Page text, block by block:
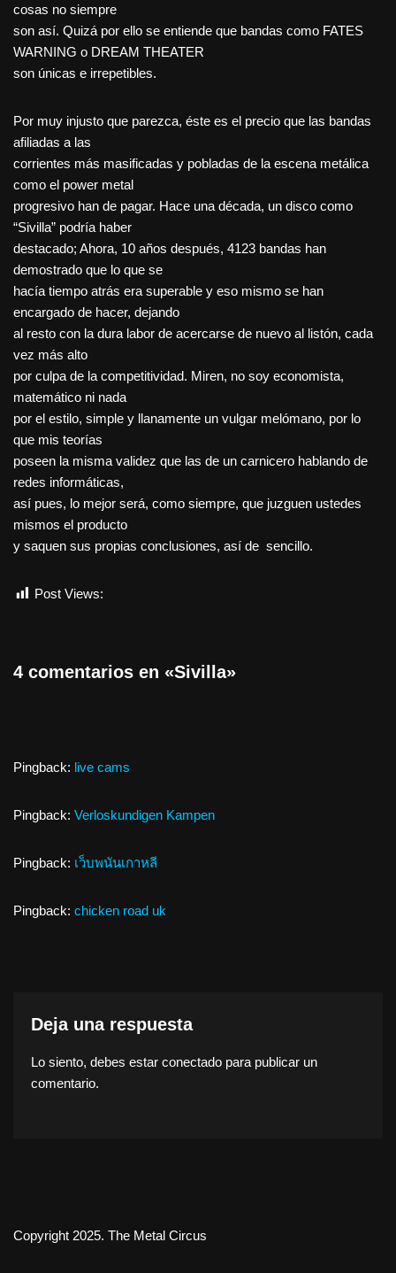
cosas no siempre
son así. Quizá por ello se entiende que bandas como FATES
WARNING o DREAM THEATER
son únicas e irrepetibles.
Por muy injusto que parezca, éste es el precio que las bandas
afiliadas a las
corrientes más masificadas y pobladas de la escena metálica
como el power metal
progresivo han de pagar. Hace una década, un disco como
“Sivilla” podría haber
destacado; Ahora, 10 años después, 4123 bandas han
demostrado que lo que se
hacía tiempo atrás era superable y eso mismo se han
encargado de hacer, dejando
al resto con la dura labor de acercarse de nuevo al listón, cada
vez más alto
por culpa de la competitividad. Miren, no soy economista,
matemático ni nada
por el estilo, simple y llanamente un vulgar melómano, por lo
que mis teorías
poseen la misma validez que las de un carnicero hablando de
redes informáticas,
así pues, lo mejor será, como siempre, que juzguen ustedes
mismos el producto
y saquen sus propias conclusiones, así de sencillo.
Post Views:
4 comentarios en «Sivilla»
Pingback: live cams
Pingback: Verloskundigen Kampen
Pingback: เว็บพนันเกาหลี
Pingback: chicken road uk
Deja una respuesta
Lo siento, debes estar conectado para publicar un
comentario.
Copyright 2025. The Metal Circus